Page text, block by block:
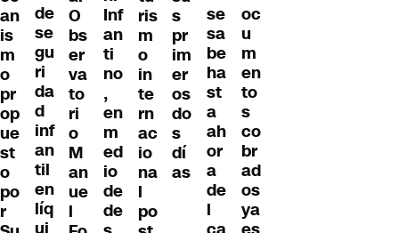
an
is
m
o
pr
op
ue
st
o
po
r
de
se
gu
ri
da
d
inf
an
til
en
líq
O
bs
er
va
to
ri
o
M
an
ue
l
Inf
an
ti
no
,
en
m
ed
io
de
de
ris
m
o
in
te
rn
ac
io
na
l
po
s
pr
im
er
os
do
s
dí
as
se
sa
be
ha
st
a
ah
or
a
de
l
oc
u
m
en
to
s
co
br
ad
os
ya